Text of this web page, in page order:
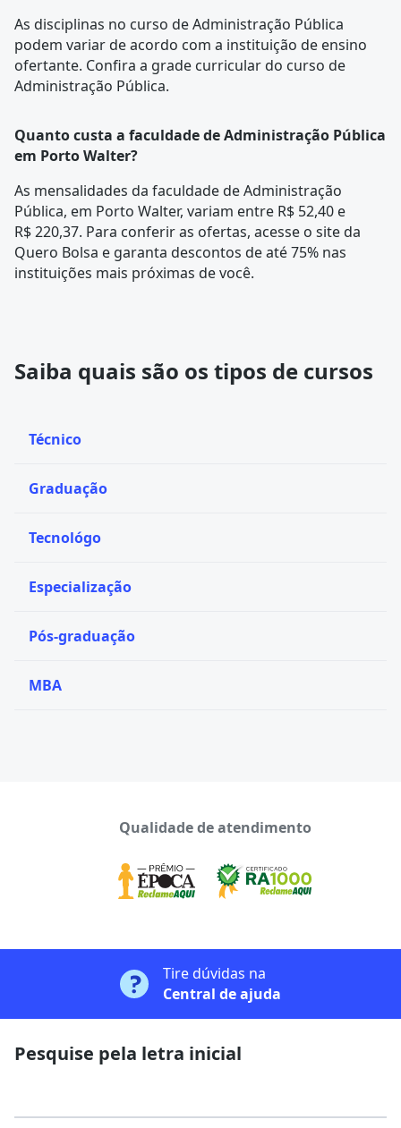
As disciplinas no curso de Administração Pública
podem variar de acordo com a instituição de ensino
ofertante. Confira a grade curriculardo curso de
Administração Pública.
Quanto custa a faculdade de Administração Pública
em Porto Walter?
As mensalidades da faculdade de Administração
Pública, em Porto Walter, variam entre R$ 52,40 e
R$ 220,37. Para conferir as ofertas, acesse o site da
Quero Bolsa e garanta descontos de até 75% nas
instituições mais próximas de você.
Saiba quais são os tipos de cursos
Técnico
Graduação
Tecnológo
Especialização
Pós-graduação
MBA
Qualidade de atendimento
Tire dúvidas na
Central de ajuda
Pesquise pela letra inicial